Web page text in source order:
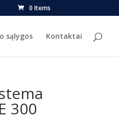
0 Items
sąlygos Kontaktai
300